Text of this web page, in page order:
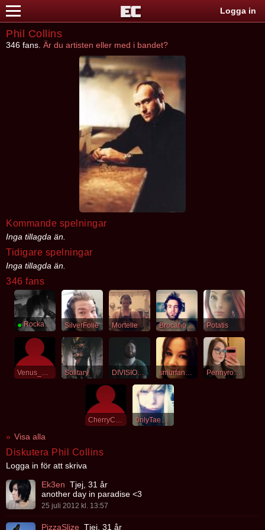
Logga in
Phil Collins
346 fans. Är du artisten eller med i bandet?
Kommande spelningar
Inga tillagda än.
Tidigare spelningar
Inga tillagda än.
346 fans
●Rockarpojken SilverFolie Mortelle Brocahontaz Potatis
Venus_Doom Solitary DIVISIONDYNGRAK smurfan300 Pennyroyaltea
CherryCola 0nlyTaemint
Visa alla
Diskutera Phil Collins
Logga in för att skriva
Ek3en Tjej, 31 år
another day in paradise <3
25 juli 2012 kl. 13:57
PizzaSlize Tjej, 31 år